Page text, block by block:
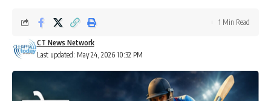
Last updated: May 24, 2026 10:32 PM
CT News Network
1 Min Read